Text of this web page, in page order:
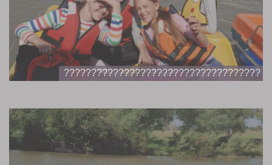
????????????????????????????????????